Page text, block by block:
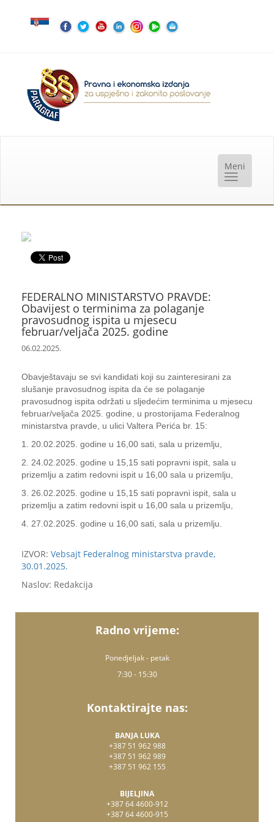
FEDERALNO MINISTARSTVO PRAVDE:
Obavijest o terminima za polaganje
pravosudnog ispita u mjesecu
februar/veljača 2025. godine
06.02.2025.
Obavještavaju se svi kandidati koji su zainteresirani za
slušanje pravosudnog ispita da će se polaganje
pravosudnog ispita održati u sljedećim terminima u mjesecu
februar/veljača 2025. godine, u prostorijama Federalnog
ministarstva pravde, u ulici Valtera Perića br. 15:
1. 20.02.2025. godine u 16,00 sati, sala u prizemlju,
2. 24.02.2025. godine u 15,15 sati popravni ispit, sala u
prizemlju a zatim redovni ispit u 16,00 sala u prizemlju,
3. 26.02.2025. godine u 15,15 sati popravni ispit, sala u
prizemlju a zatim redovni ispit u 16,00 sala u prizemlju,
4. 27.02.2025. godine u 16,00 sati, sala u prizemlju.
IZVOR: Vebsajt Federalnog ministarstva pravde,
30.01.2025.
Naslov: Redakcija
Radno vrijeme:
Ponedjeljak - petak
7:30 - 15:30
Kontaktirajte nas:
BANJA LUKA
+387 51 962 988
+387 51 962 989
+387 51 962 155
BIJELJINA
+387 64 4600-912
+387 64 4600-915